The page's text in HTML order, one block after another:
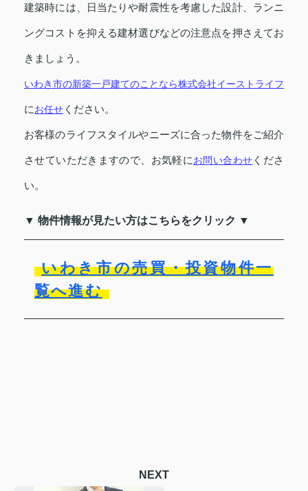
建築時には、日当たりや耐震性を考慮した設計、ランニ
ングコストを抑える建材選びなどの注意点を押さえてお
きましょう。
いわき市の新築一戸建てのことなら株式会社イーストライフ
にお任せ ください。
お客様のライフスタイルやニーズに合った物件をご紹介
させていただきますので、お気軽にお問い合わせ くださ
い。
▼ 物件情報が見たい方はこちらをクリック ▼
いわき市の売買・投資物件一
覧へ進む
NEXT